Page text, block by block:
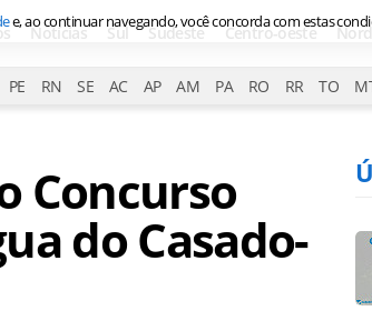
Notícias Sul Sudeste Centro-oeste
PE RN SE AC AP AM PA RO RR TO
Concurso
do Casado-
e, ao continuar navegando, você concorda com estas